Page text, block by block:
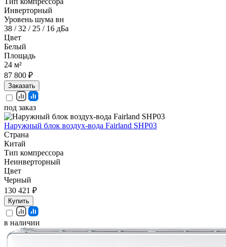
Инверторный
Уровень шума вн
38 / 32 / 25 / 16 дБа
Цвет
Белый
Площадь
24 м²
87 800 ₽
Заказать
под заказ
Наружный блок воздух-вода Fairland SHP03
Страна
Китай
Тип компрессора
Неинверторный
Цвет
Черный
130 421 ₽
Купить
в наличии